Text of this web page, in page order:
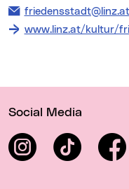
E-Mail Adresse:
friedensstadt@linz.at
www.linz.at/kultur/
Social Media
InstagramTikTok